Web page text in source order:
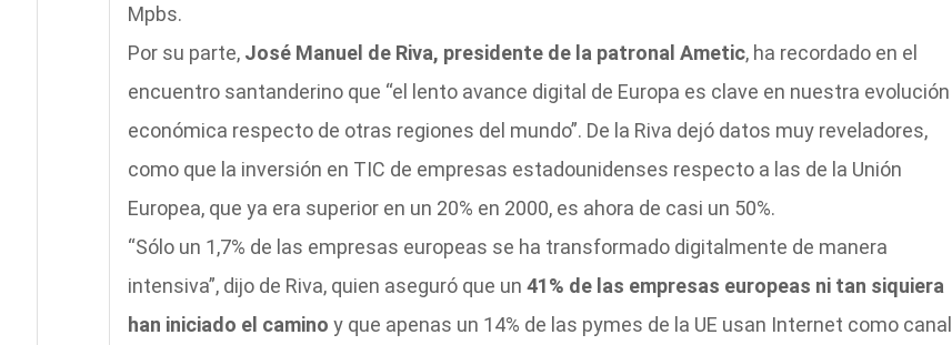
Mpbs.
Por su parte, José Manuel de Riva, presidente de la patronal Ametic, ha recordado en el
encuentro santanderino que “el lento avance digital de Europa es clave en nuestra evolución
económica respecto de otras regiones del mundo”. De la Riva dejó datos muy reveladores,
como que la inversión en TIC de empresas estadounidenses respecto a las de la Unión
Europea, que ya era superior en un 20% en 2000, es ahora de casi un 50%.
“Sólo un 1,7% de las empresas europeas se ha transformado digitalmente de manera
intensiva”, dijo de Riva, quien aseguró que un 41% de las empresas europeas ni tan siquiera
han iniciado el camino y que apenas un 14% de las pymes de la UE usan Internet como canal